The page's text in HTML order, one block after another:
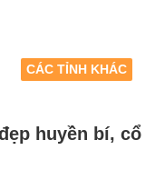
CÁC TỈNH KHÁC
huyền bí, cổ